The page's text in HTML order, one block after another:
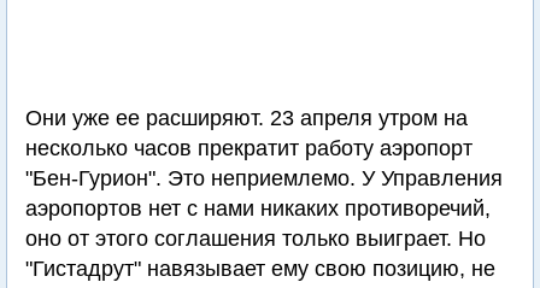
Они уже ее расширяют. 23 апреля утром на
несколько часов прекратит работу аэропорт
"Бен-Гурион". Это неприемлемо. У Управления
аэропортов нет с нами никаких противоречий,
оно от этого соглашения только выиграет. Но
"Гистадрут" навязывает ему свою позицию, не